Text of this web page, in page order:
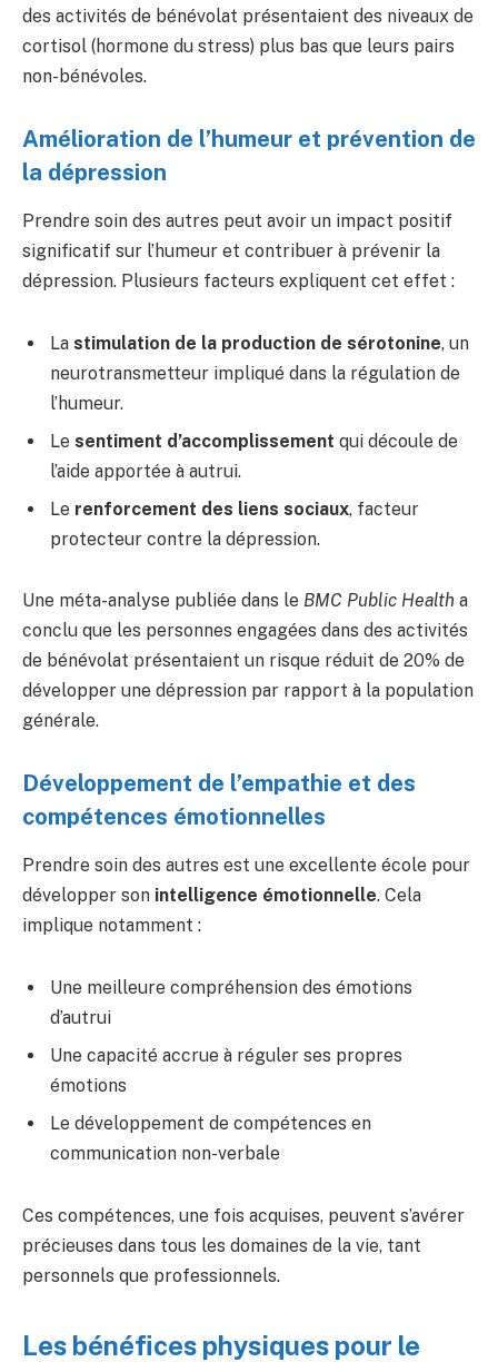
des activités de bénévolat présentaient des niveaux de
cortisol (hormone du stress) plus bas que leurs pairs
non-bénévoles.
Amélioration de l’humeur et prévention de
la dépression
Prendre soin des autres peut avoir un impact positif
significatif sur l’humeur et contribuer à prévenir la
dépression. Plusieurs facteurs expliquent cet effet :
La stimulation de la production de sérotonine, un
neurotransmetteur impliqué dans la régulation de
l’humeur.
Le sentiment d’accomplissement qui découle de
l’aide apportée à autrui.
Le renforcement des liens sociaux, facteur
protecteur contre la dépression.
Une méta-analyse publiée dans le BMC Public Health a
conclu que les personnes engagées dans des activités
de bénévolat présentaient un risque réduit de 20% de
développer une dépression par rapport à la population
générale.
Développement de l’empathie et des
compétences émotionnelles
Prendre soin des autres est une excellente école pour
développer son intelligence émotionnelle. Cela
implique notamment :
Une meilleure compréhension des émotions
d’autrui
Une capacité accrue à réguler ses propres
émotions
Le développement de compétences en
communication non-verbale
Ces compétences, une fois acquises, peuvent s’avérer
précieuses dans tous les domaines de la vie, tant
personnels que professionnels.
Les bénéfices physiques pour le